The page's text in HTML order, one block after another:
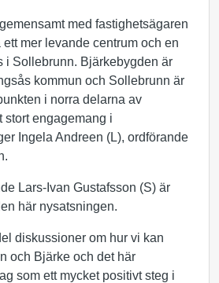
med fastighetsägaren
mer levande centrum och en
i Sollebrunn. Bjärkebygden är
kommun och Sollebrunn är
i norra delarna av
stort engagemang i
Ingela Andreen (L), ordförande
Lars-Ivan Gustafsson (S) är
här nysatsningen.
diskussioner om hur vi kan
och Bjärke och det här
som ett mycket positivt steg i